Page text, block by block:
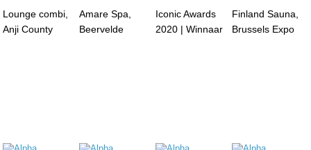
Lounge combi,
Anji County
Amare Spa,
Beervelde
Iconic Awards
2020 | Winnaar
Finland Sauna,
Brussels Expo